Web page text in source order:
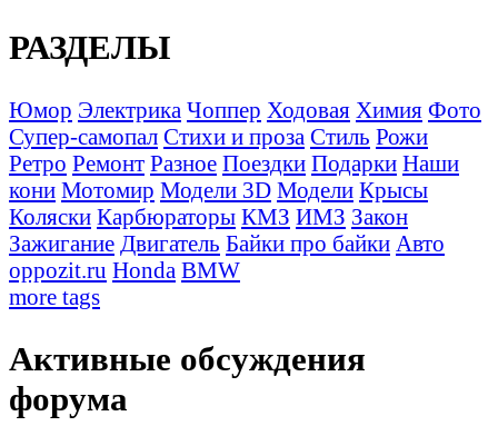
РАЗДЕЛЫ
Юмор Электрика Чоппер Ходовая Химия Фото
Супер-самопал Стихи и проза Стиль Рожи
Ретро Ремонт Разное Поездки Подарки Наши
кони Мотомир Модели 3D Модели Крысы
Коляски Карбюраторы КМЗ ИМЗ Закон
Зажигание Двигатель Байки про байки Авто
oppozit.ru Honda BMW
more tags
Активные обсуждения
форума